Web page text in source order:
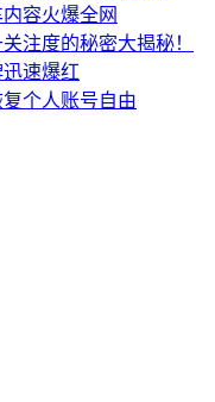
容火爆全网
注度的秘密大揭秘！
速爆红
个人账号自由